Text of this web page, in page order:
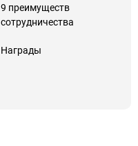
9 преимуществ
сотрудничества
Награды